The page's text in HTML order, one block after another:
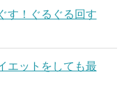
す！ぐるぐる回す
エットをしても最